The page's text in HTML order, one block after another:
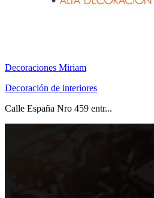
Decoraciones Miriam
Decoración de interiores
Calle España Nro 459 entr...